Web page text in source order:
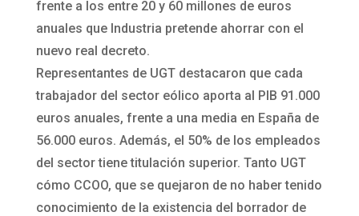
frente a los entre 20 y 60 millones de euros
anuales que Industria pretende ahorrar con el
nuevo real decreto.
Representantes de UGT destacaron que cada
trabajador del sector eólico aporta al PIB 91.000
euros anuales, frente a una media en España de
56.000 euros. Además, el 50% de los empleados
del sector tiene titulación superior. Tanto UGT
cómo CCOO, que se quejaron de no haber tenido
conocimiento de la existencia del borrador de